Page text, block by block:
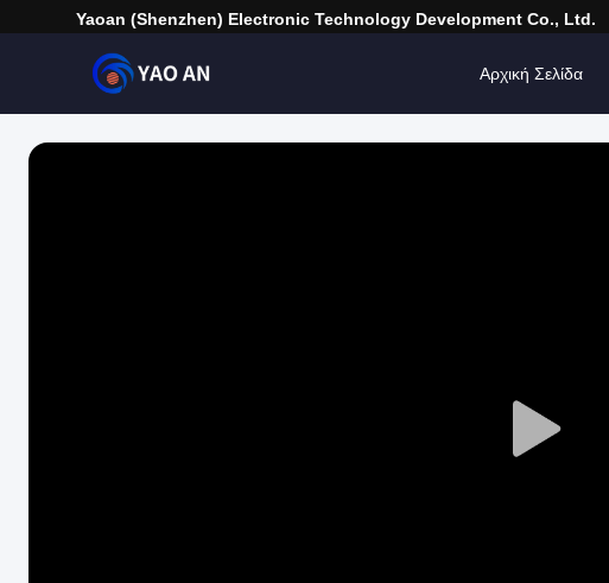
Yaoan (Shenzhen) Electronic Technology Development Co., Ltd.
Αρχική Σελίδα
Play